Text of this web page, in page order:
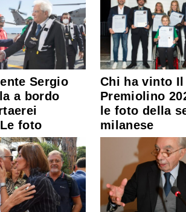
Sergio
a bordo
foto
Chi ha vinto Il
Premiolino
le foto della
milanese